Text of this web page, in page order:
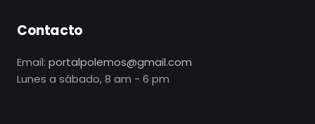
Contacto
Email: portalpolemos@gmail.com
Lunes a sábado, 8 am - 6 pm